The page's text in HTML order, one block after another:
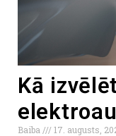
Kā
Baiba
17. augusts,